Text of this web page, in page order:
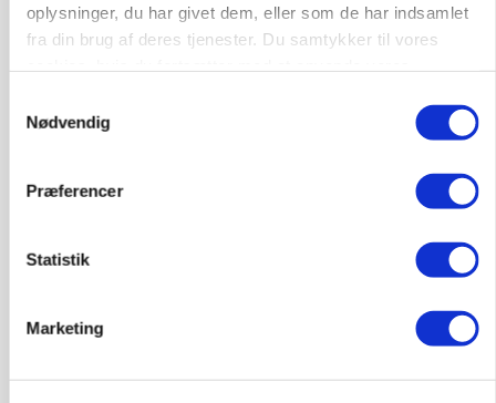
oplysninger, du har givet dem, eller som de har indsamlet
fra din brug af deres tjenester. Du samtykker til vores
Nødvendig
Præferencer
Statistik
Marketing
Jobs